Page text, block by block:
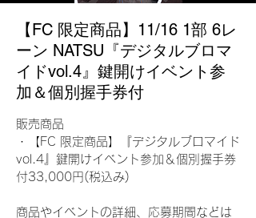
【FC 限定商品】11/16 1部 6レ
ーン NATSU『デジタルブロマ
イドvol.4』鍵開けイベント参
加＆個別握手券付
販売商品
・【FC 限定商品】『デジタルブロマイド
vol.4』鍵開けイベント参加＆個別握手券
付33,000円(税込み)
商品やイベントの詳細、応募期間などは